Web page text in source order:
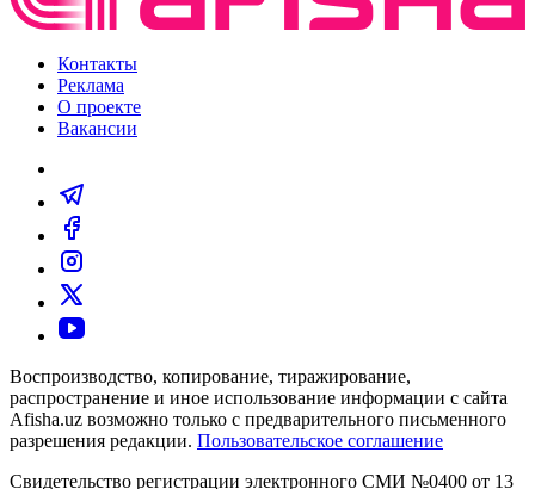
Контакты
Реклама
О проекте
Вакансии
Воспроизводство, копирование, тиражирование,
распространение и иное использование информации с сайта
Afisha.uz возможно только с предварительного письменного
разрешения редакции. Пользовательское соглашение
Свидетельство регистрации электронного СМИ №0400 от 13